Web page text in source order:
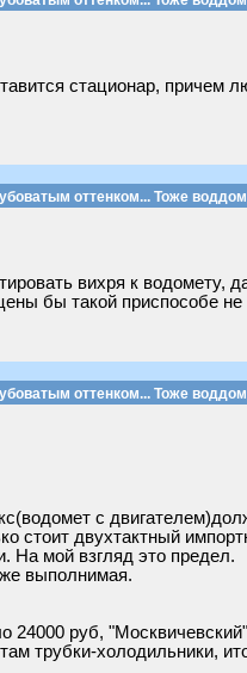
стационар,
оттенком... Тоже
вихря к водомету,
бы такой приспособе
оттенком... Тоже
с
стоит двухтактный
На мой взгляд это предел.
выполнимая.
24000 руб,
трубки-холодильники,